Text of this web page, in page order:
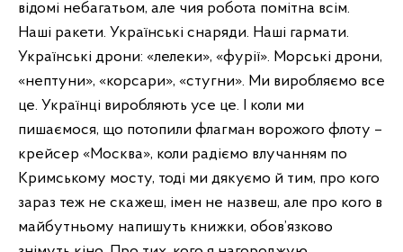
відомі небагатьом, але чия робота помітна всім.
Наші ракети. Українські снаряди. Наші гармати.
Українські дрони: «лелеки», «фурії». Морські дрони,
«нептуни», «корсари», «стугни». Ми виробляємо все
це. Українці виробляють усе це. І коли ми
пишаємося, що потопили флагман ворожого флоту –
крейсер «Москва», коли радіємо влучанням по
Кримському мосту, тоді ми дякуємо й тим, про кого
зараз теж не скажеш, імен не назвеш, але про кого в
майбутньому напишуть книжки, обов’язково